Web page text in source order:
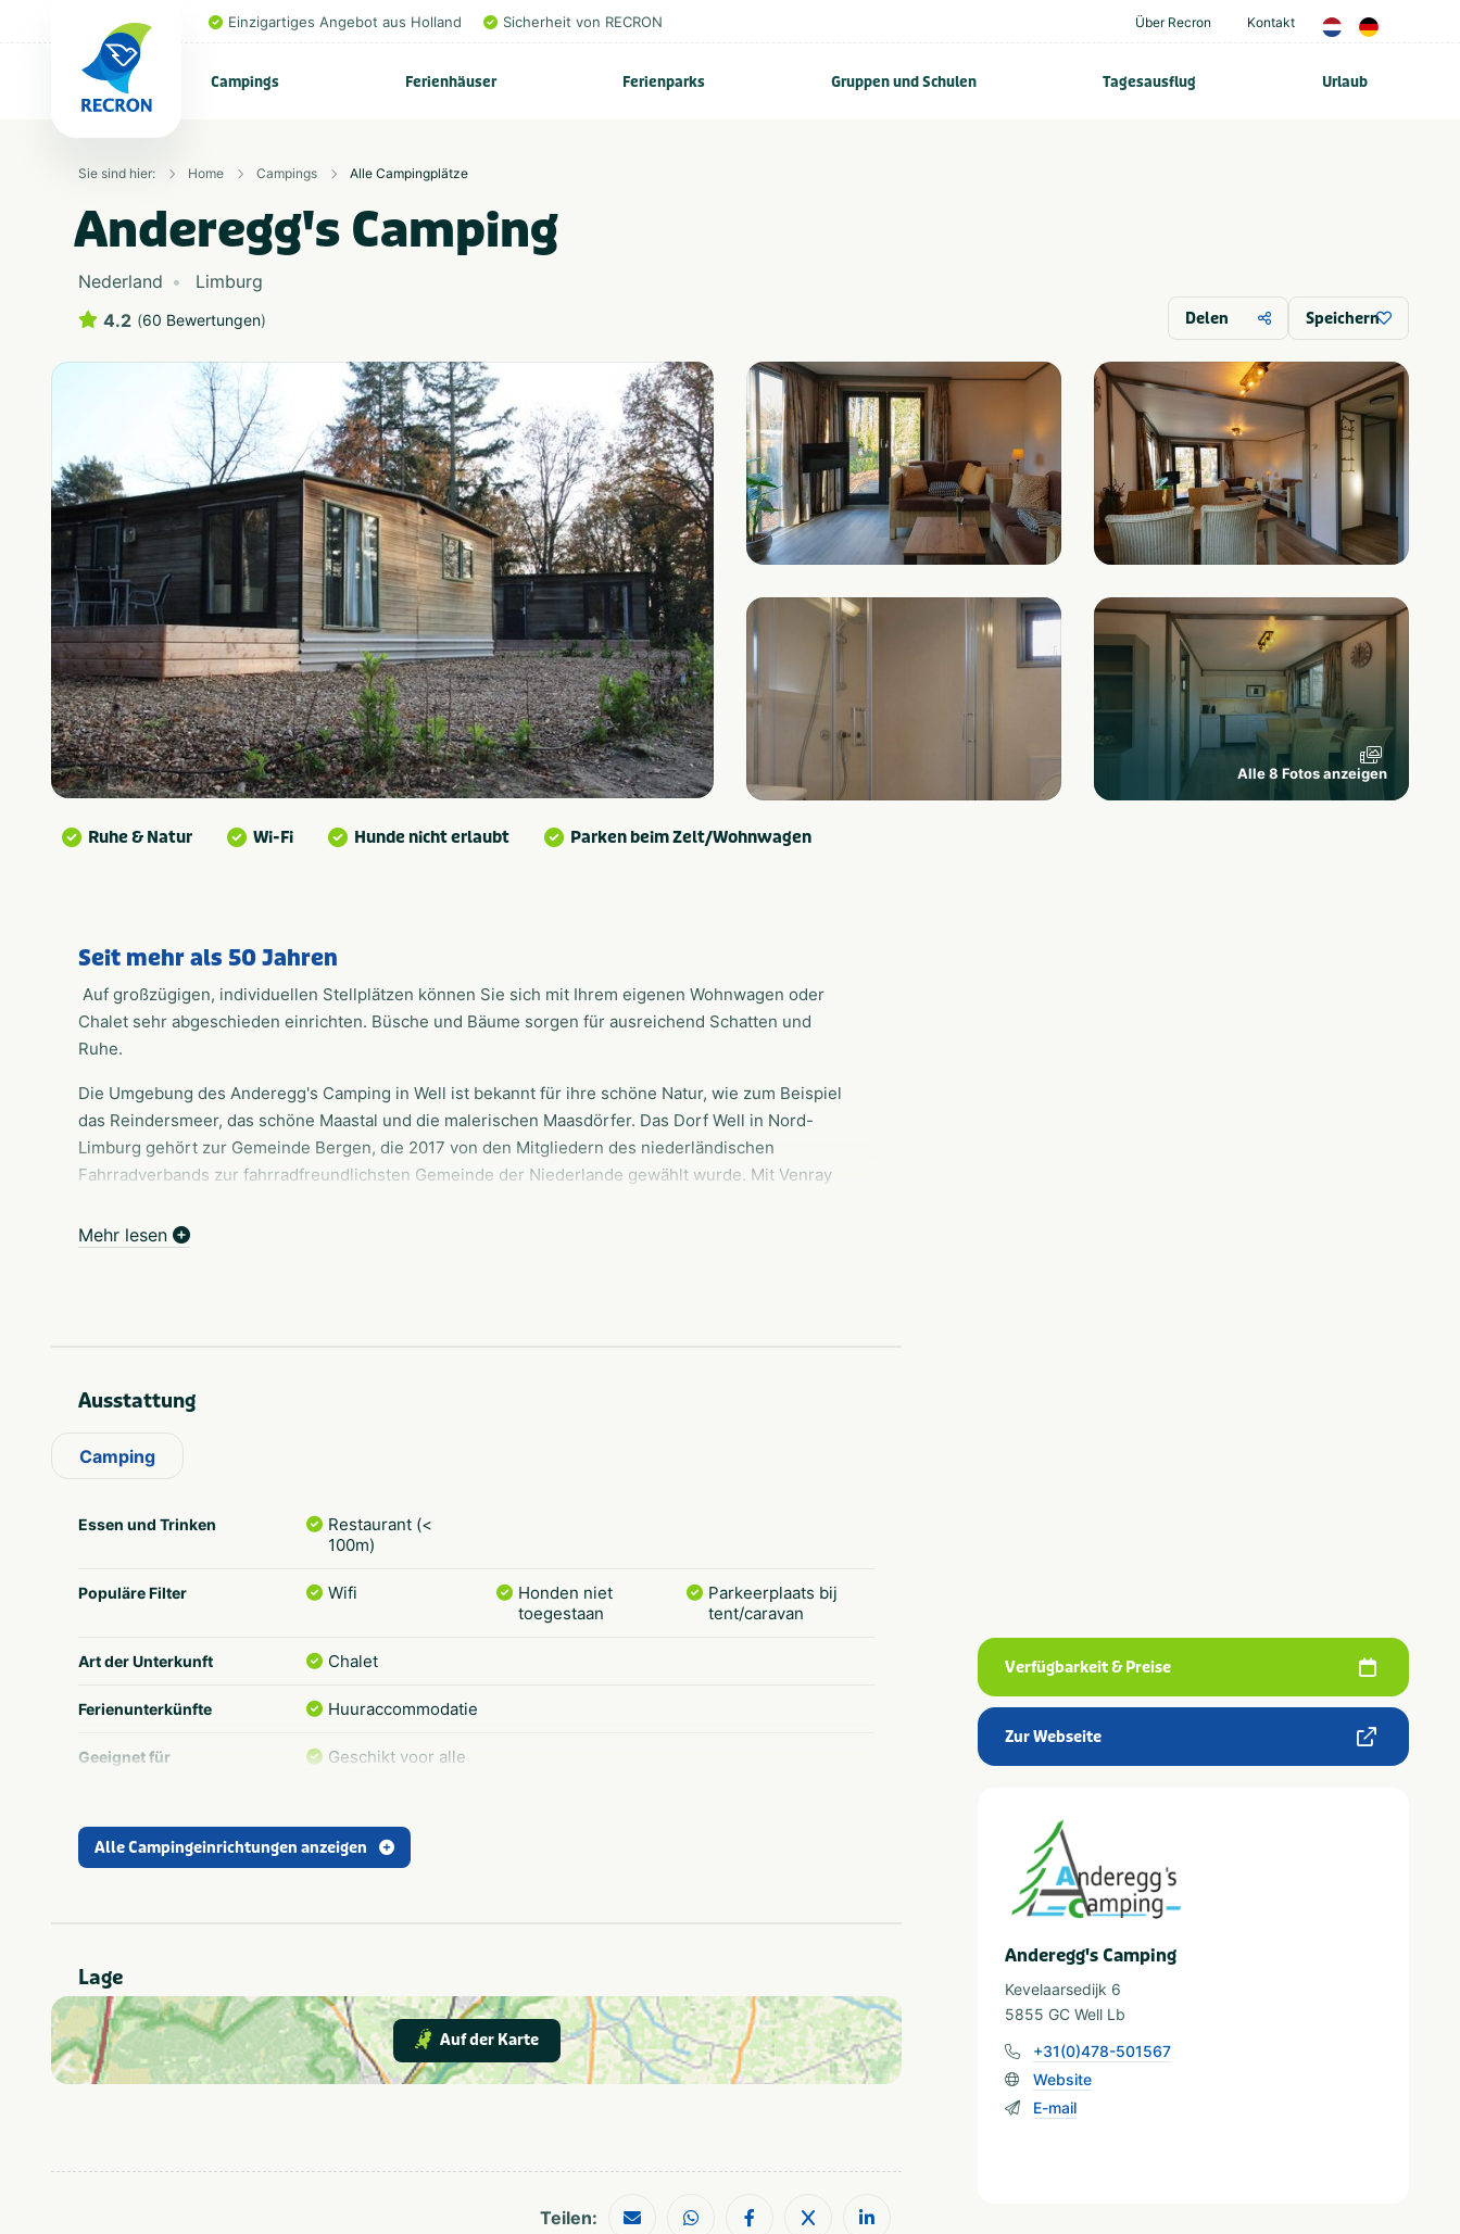
Einzigartiges Angebot aus Holland Sicherheit von RECRON Über Recron Kontakt
Campings Ferienhäuser Ferienparks Gruppen und Schulen Tagesausflug Urlaub
Sie sind hier: Home Campings Alle Campingplätze
Anderegg's Camping
Nederland
Limburg
4.2 (60 Bewertungen) Delen Speichern
Alle 8 Fotos anzeigen
Ruhe & Natur Wi-Fi Hunde nicht erlaubt Parken beim Zelt/Wohnwagen
Seit mehr als 50 Jahren
Auf großzügigen, individuellen Stellplätzen können Sie sich mit Ihrem eigenen Wohnwagen oder
Chalet sehr abgeschieden einrichten. Büsche und Bäume sorgen für ausreichend Schatten und
Ruhe.
Die Umgebung des Anderegg's Camping in Well ist bekannt für ihre schöne Natur, wie zum Beispiel
das Reindersmeer, das schöne Maastal und die malerischen Maasdörfer. Das Dorf Well in Nord-
Limburg gehört zur Gemeinde Bergen, die 2017 von den Mitgliedern des niederländischen
Fahrradverbands zur fahrradfreundlichsten Gemeinde der Niederlande gewählt wurde. Mit Venray
einladen.
Mehr lesen
Ausstattung
Camping
Essen und Trinken
Restaurant (<
100m)
Populäre Filter Wifi
Honden niet
toegestaan
Parkeerplaats bij
tent/caravan
Art der Unterkunft Chalet
Ferienunterkünfte Huuraccommodatie
Geeignet für
Geschikt voor alle
In der Nähe Fietsroutes
Thema Rust & natuur
Alle Campingeinrichtungen anzeigen
Lage
Auf der Karte
Teilen:
Verfügbarkeit & Preise
Zur Webseite
Anderegg's Camping
Kevelaarsedijk 6
5855 GC Well Lb
+31(0)478-501567
Website
E-mail